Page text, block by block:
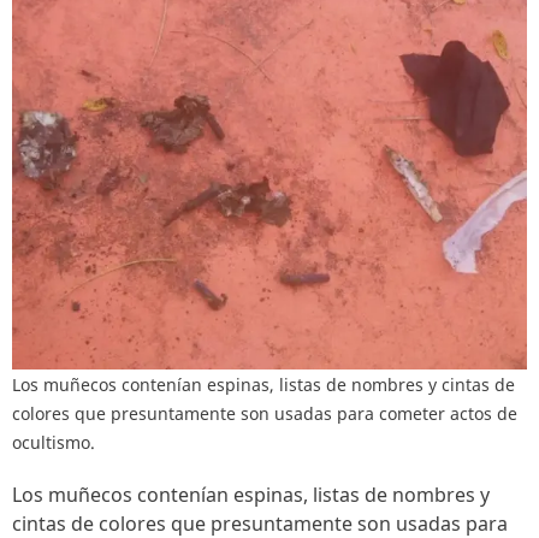
Los muñecos contenían espinas, listas de nombres y cintas de
colores que presuntamente son usadas para cometer actos de
ocultismo.
Los muñecos contenían espinas, listas de nombres y
cintas de colores que presuntamente son usadas para